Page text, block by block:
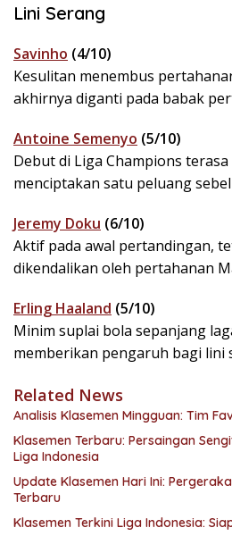
Lini Serang
Savinho (4/10)
Kesulitan menembus
akhirnya diganti pada babak
Antoine Semenyo (5/10)
Debut di Liga Champions
menciptakan satu peluang
Jeremy Doku (6/10)
Aktif pada awal pertandingan,
dikendalikan oleh pertahanan
Erling Haaland (5/10)
Minim suplai bola sepanjang
memberikan pengaruh bagi lini
Related News
Analisis Klasemen Mingguan: Tim
Klasemen Terbaru: Persaingan
Liga Indonesia
Update Klasemen Hari Ini:
Terbaru
Klasemen Terkini Liga Indonesia: